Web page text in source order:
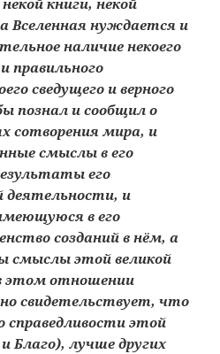
книги, некой
Вселенная нуждается и
наличие некоего
правильного
сведущего и верного
познал и сообщил о
сотворения мира, и
смыслы в его
его
деятельности, и
в его
созданий в нём, а
смыслы этой великой
этом отношении
свидетельствует, что
этой
Благо), лучше других